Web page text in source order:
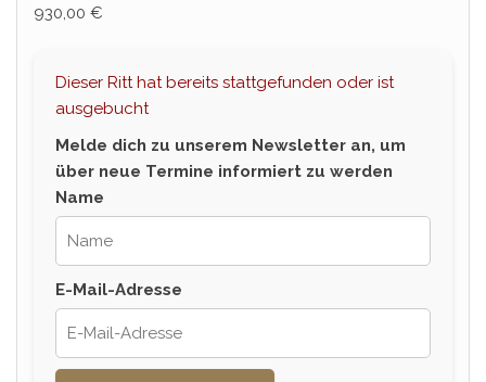
930,00 €
Dieser Ritt hat bereits stattgefunden oder ist
ausgebucht
Melde dich zu unserem Newsletter an, um
über neue Termine informiert zu werden
Name
E-Mail-Adresse